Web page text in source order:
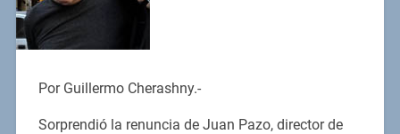
Por Guillermo Cherashny.-
Sorprendió la renuncia de Juan Pazo, director de